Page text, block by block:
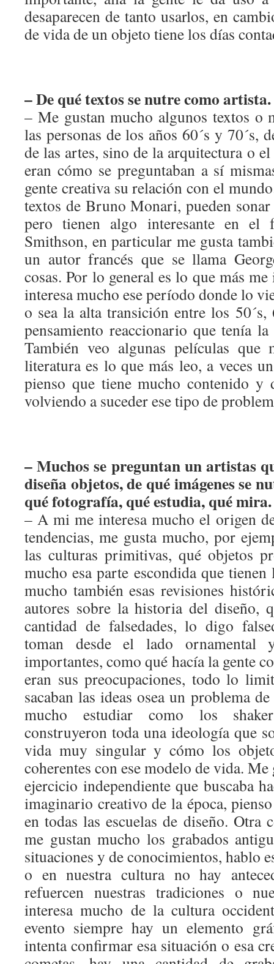
desaparecen de tanto usarlos, en
de vida de un objeto tiene los días
– De qué textos se nutre como artista.
– Me gustan mucho algunos textos o
las personas de los años 60´s y 70´s,
de las artes, sino de la arquitectura o
eran cómo se preguntaban a sí
gente creativa su relación con el
textos de Bruno Monari, pueden
pero tienen algo interesante en el
Smithson, en particular me gusta
un autor francés que se llama
cosas. Por lo general es lo que más me
interesa mucho ese período donde lo
o sea la alta transición entre los
pensamiento reaccionario que tenía
También veo algunas películas que
literatura es lo que más leo, a veces
pienso que tiene mucho contenido y
volviendo a suceder ese tipo de
– Muchos se preguntan un artistas
diseña objetos, de qué imágenes se
qué fotografía, qué estudia, qué mira.
– A mi me interesa mucho el origen
tendencias, me gusta mucho, por
las culturas primitivas, qué objetos
mucho esa parte escondida que
mucho también esas revisiones
autores sobre la historia del diseño,
cantidad de falsedades, lo digo
toman desde el lado ornamental
importantes, como qué hacía la gente
eran sus preocupaciones, todo lo
sacaban las ideas osea un problema
mucho estudiar como los
construyeron toda una ideología que
vida muy singular y cómo los
coherentes con ese modelo de vida.
ejercicio independiente que buscaba
imaginario creativo de la época,
en todas las escuelas de diseño. Otra
me gustan mucho los grabados
situaciones y de conocimientos, hablo
o en nuestra cultura no hay
refuercen nuestras tradiciones o
interesa mucho de la cultura
evento siempre hay un elemento
intenta confirmar esa situación o esa